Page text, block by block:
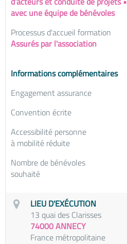
avec une équipe de bénévoles
Processus d'accueil formation
Assurés par l'association
Informations complémentaires
Engagement assurance
Convention écrite
Accessibilité personne
à mobilité réduite
Nombre de bénévoles
souhaité
LIEU D'EXÉCUTION
13 quai des Clarisses
74000 ANNECY
France métropolitaine